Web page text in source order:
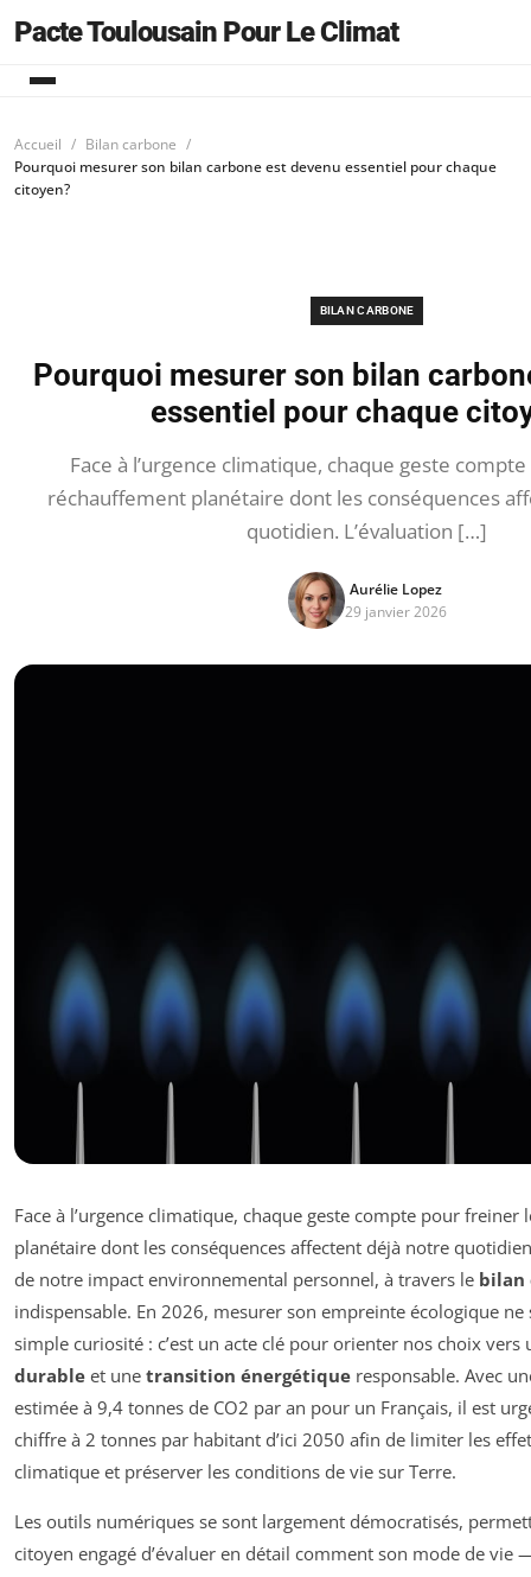
Pacte Toulousain Pour Le Climat
Accueil
Bilan carbone
Pourquoi mesurer son bilan carbone est devenu essentiel pour chaque
citoyen?
BILAN CARBONE
Pourquoi mesurer son bilan
essentiel pour chaque
Face à l’urgence climatique, chaque geste
réchauffement planétaire dont les conséquences
quotidien. L’évaluation […]
Aurélie Lopez
29 janvier 2026
Face à l’urgence climatique, chaque geste compte pour freiner
planétaire dont les conséquences affectent déjà notre
de notre impact environnemental personnel, à travers le bilan
indispensable. En 2026, mesurer son empreinte écologique
simple curiosité : c’est un acte clé pour orienter nos choix vers
durable et une transition énergétique responsable. Avec
estimée à 9,4 tonnes de CO2 par an pour un Français, il est
chiffre à 2 tonnes par habitant d’ici 2050 afin de limiter les
climatique et préserver les conditions de vie sur Terre.
Les outils numériques se sont largement démocratisés,
citoyen engagé d’évaluer en détail comment son mode de vie